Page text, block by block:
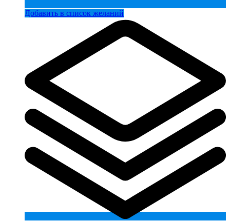
Добавить в список желаний